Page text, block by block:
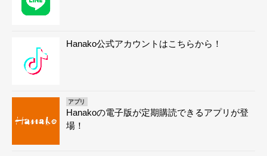
Hanako公式アカウントはこちらから！
アプリ
Hanakoの電子版が定期購読できるアプリが登
場！